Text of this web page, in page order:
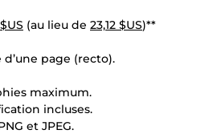
(au lieu de 23,12 $US)**
page (recto).
maximum.
incluses.
et JPEG.